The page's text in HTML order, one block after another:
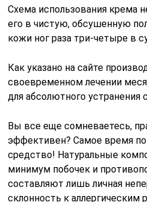
Схема использования крема
его в чистую, обсушенную
кожи ног раза три-четыре в
Как указано на сайте
своевременном лечении
для абсолютного устранения
Вы все еще сомневаетесь,
эффективен? Самое время
средство! Натуральные
минимум побочек и
составляют лишь личная
склонность к аллергическим